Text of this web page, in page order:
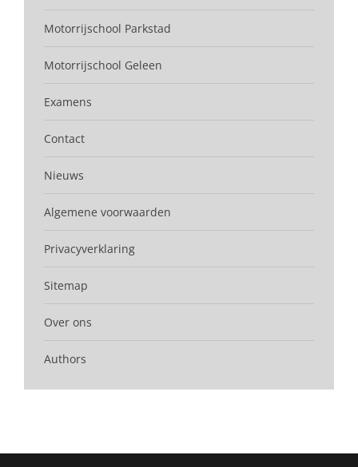
Motorrijschool Parkstad
Motorrijschool Geleen
Examens
Contact
Nieuws
Algemene voorwaarden
Privacyverklaring
Sitemap
Over ons
Authors